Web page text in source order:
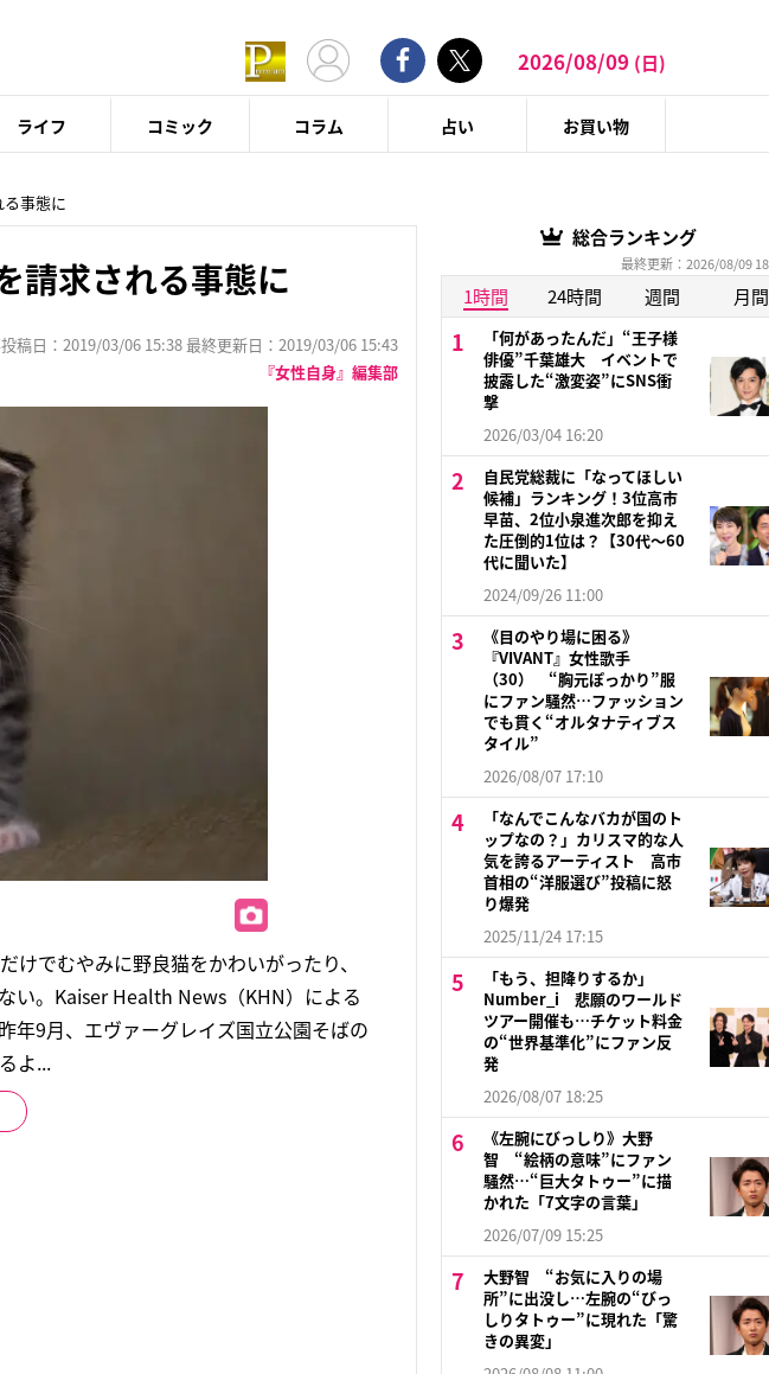
2026/08/09 (日)
ライフ コミック コラム 占い お買い物
事態に
請求される事態に
稿日：2019/03/06 15:38 最終更新日：2019/03/06 15:43
『女性自身』編集部
でむやみに野良猫をかわいがったり、
い。Kaiser Health News（KHN）による
年9月、エヴァーグレイズ国立公園そばの
よ...
総合ランキング
最終更新：2026/08/09
1時間 24時間 週間 月間
「何があったんだ」“王子様
俳優”千葉雄大 イベントで
披露した“激変姿”にSNS衝
撃
2026/03/04 16:20
自民党総裁に「なってほしい
候補」ランキング！3位高市
早苗、2位小泉進次郎を抑え
た圧倒的1位は？【30代〜60
代に聞いた】
2024/09/26 11:00
《目のやり場に困る》
『VIVANT』女性歌手
（30） “胸元ぽっかり”服
にファン騒然…ファッション
でも貫く“オルタナティブス
タイル”
2026/08/07 17:10
「なんでこんなバカが国のト
ップなの？」カリスマ的な人
気を誇るアーティスト 高市
首相の“洋服選び”投稿に怒
り爆発
2025/11/24 17:15
「もう、担降りするか」
Number_i 悲願のワールド
ツアー開催も…チケット料金
の“世界基準化”にファン反
発
2026/08/07 18:25
《左腕にびっしり》大野
智 “絵柄の意味”にファン
騒然…“巨大タトゥー”に描
かれた「7文字の言葉」
2026/07/09 15:25
大野智 “お気に入りの場
所”に出没し…左腕の“びっ
しりタトゥー”に現れた「驚
きの異変」